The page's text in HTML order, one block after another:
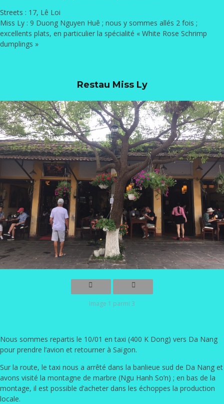
Streets : 17, Lê Loi
Miss Ly : 9 Duong Nguyen Huê ; nous y sommes allés 2 fois ;
excellents plats, en particulier la spécialité « White Rose Schrimp
dumplings »
Restau Miss Ly
Image 1 parmi 3
Nous sommes repartis le 10/01 en taxi (400 K Dong) vers Da Nang
pour prendre l’avion et retourner à Saïgon.
Sur la route, le taxi nous a arrêté dans la banlieue sud de Da Nang et
avons visité la montagne de marbre (Ngu Hanh So’n) ; en bas de la
montage, il est possible d’acheter dans les échoppes la production
locale.